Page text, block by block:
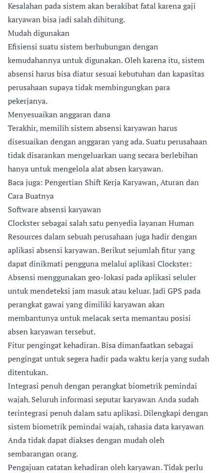
Kesalahan pada sistem akan berakibat fatal karena gaji
karyawan bisa jadi salah dihitung.
Mudah digunakan
Efisiensi suatu sistem berhubungan dengan
kemudahannya untuk digunakan. Oleh karena itu, sistem
absensi harus bisa diatur sesuai kebutuhan dan kapasitas
perusahaan supaya tidak membingungkan para
pekerjanya.
Menyesuaikan anggaran dana
Terakhir, memilih sistem absensi karyawan harus
disesuaikan dengan anggaran yang ada. Suatu perusahaan
tidak disarankan mengeluarkan uang secara berlebihan
hanya untuk mengelola alat absen karyawan.
Baca juga: Pengertian Shift Kerja Karyawan, Aturan dan
Cara Buatnya
Software absensi karyawan
Clockster sebagai salah satu penyedia layanan Human
Resources dalam sebuah perusahaan juga hadir dengan
aplikasi absensi karyawan. Berikut sejumlah fitur yang
dapat dinikmati pengguna melalui aplikasi Clockster:
Absensi menggunakan geo-lokasi pada aplikasi seluler
untuk mendeteksi jam masuk atau keluar. Jadi GPS pada
perangkat gawai yang dimiliki karyawan akan
membantunya untuk melacak serta memantau posisi
absen karyawan tersebut.
Fitur pengingat kehadiran. Bisa dimanfaatkan sebagai
pengingat untuk segera hadir pada waktu kerja yang sudah
ditentukan.
Integrasi penuh dengan perangkat biometrik pemindai
wajah. Seluruh informasi seputar karyawan Anda sudah
terintegrasi penuh dalam satu aplikasi. Dilengkapi dengan
sistem biometrik pemindai wajah, rahasia data karyawan
Anda tidak dapat diakses dengan mudah oleh
sembarangan orang.
Pengajuan catatan kehadiran oleh karyawan. Tidak perlu